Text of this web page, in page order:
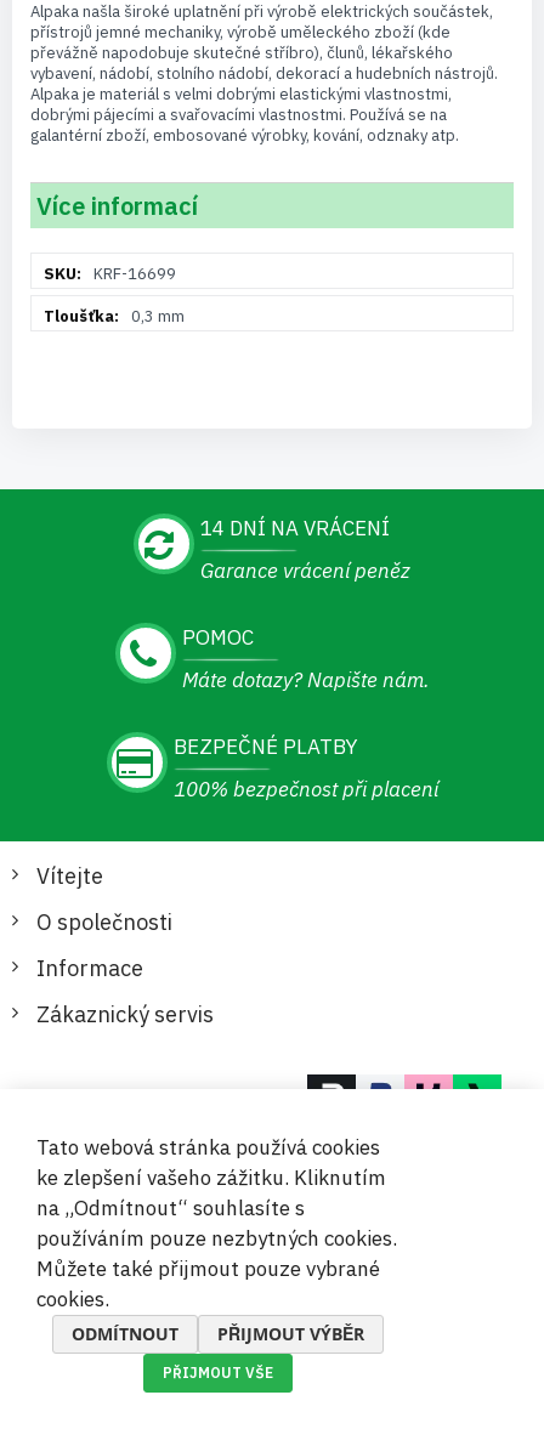
Alpaka našla široké uplatnění při výrobě elektrických součástek,
přístrojů jemné mechaniky, výrobě uměleckého zboží (kde
převážně napodobuje skutečné stříbro), člunů, lékařského
vybavení, nádobí, stolního nádobí, dekorací a hudebních nástrojů.
Alpaka je materiál s velmi dobrými elastickými vlastnostmi,
dobrými pájecími a svařovacími vlastnostmi. Používá se na
galantérní zboží, embosované výrobky, kování, odznaky atp.
Více informací
informacíKRF-16699
0,3 mm
14 DNÍ NA VRÁCENÍ
Garance vrácení peněz
POMOC
Máte dotazy? Napište nám.
BEZPEČNÉ PLATBY
100% bezpečnost při placení
Vítejte
O společnosti
Informace
Zákaznický servis
© 2019-2026 Megamix s.r.o.
Tato webová stránka používá cookies
ke zlepšení vašeho zážitku. Kliknutím
na „Odmítnout“ souhlasíte s
používáním pouze nezbytných cookies.
Můžete také přijmout pouze vybrané
cookies.
ODMÍTNOUT PŘIJMOUT VÝBĚR
PŘIJMOUT VŠE